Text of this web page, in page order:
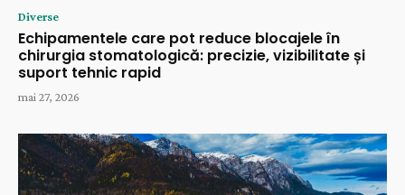
Diverse
Echipamentele care pot reduce blocajele în
chirurgia stomatologică: precizie, vizibilitate și
suport tehnic rapid
mai 27, 2026